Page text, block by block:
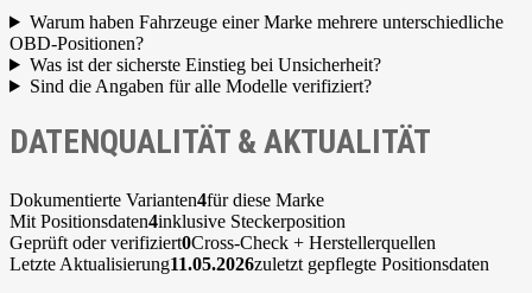
Warum haben Fahrzeuge einer Marke mehrere unterschiedliche
OBD-Positionen?
Was ist der sicherste Einstieg bei Unsicherheit?
Sind die Angaben für alle Modelle verifiziert?
DATENQUALITÄT & AKTUALITÄT
Dokumentierte Varianten4für diese Marke
Mit Positionsdaten4inklusive Steckerposition
Geprüft oder verifiziert0Cross-Check + Herstellerquellen
Letzte Aktualisierung11.05.2026zuletzt gepflegte Positionsdaten